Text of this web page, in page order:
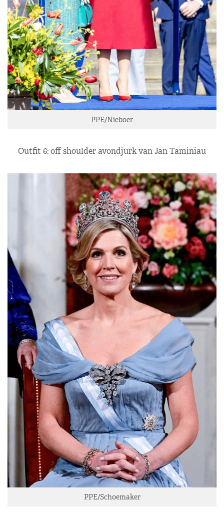
PPE/Nieboer
Outfit 6: off shoulder avondjurk van Jan Taminiau
PPE/Schoemaker